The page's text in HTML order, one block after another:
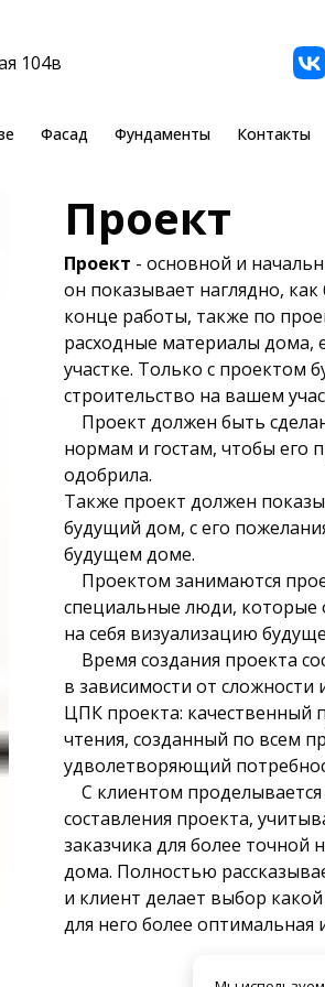
104в
Фасад Фундаменты Контакты
Проект
Проект - основной и
он показывает наглядно,
конце работы, также по
расходные материалы дома,
участке. Только с проектом
строительство на вашем
Проект должен быть
нормам и гостам, чтобы его
одобрила.
Также проект должен
будущий дом, с его
будущем доме.
Проектом занимаются
специальные люди, которые
на себя визуализацию
Время создания проекта
в зависимости от сложности
ЦПК проекта: качественный
чтения, созданный по всем
удволетворяющий
С клиентом проделывается
составления проекта,
заказчика для более точной
дома. Полностью
и клиент делает выбор
для него более оптимальная